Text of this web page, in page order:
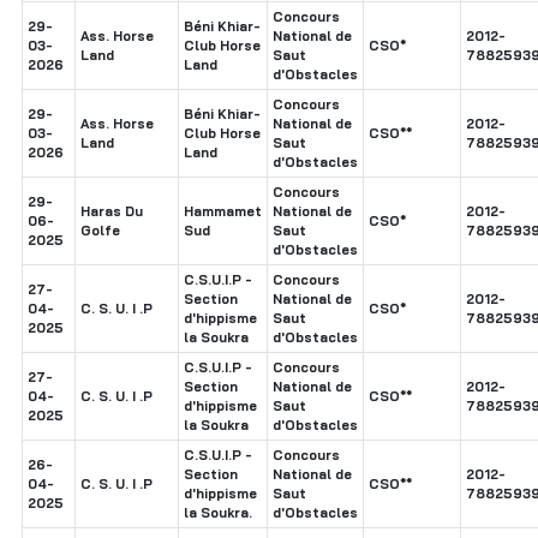
29-
03-
2026
Ass. Horse
Land
Béni Khiar-
Club Horse
Land
Concours
National de
Saut
d'Obstacles
CSO*
2012-
29-
03-
2026
Ass. Horse
Land
Béni Khiar-
Club Horse
Land
Concours
National de
Saut
d'Obstacles
CSO**
2012-
29-
06-
2025
Haras Du
Golfe
Hammamet
Sud
Concours
National de
Saut
d'Obstacles
CSO*
2012-
27-
04-
2025
C. S. U. I .P
C.S.U.I.P -
Section
d'hippisme
la Soukra
Concours
National de
Saut
d'Obstacles
CSO*
2012-
27-
04-
2025
C. S. U. I .P
C.S.U.I.P -
Section
d'hippisme
la Soukra
Concours
National de
Saut
d'Obstacles
CSO**
2012-
26-
04-
2025
C. S. U. I .P
C.S.U.I.P -
Section
d'hippisme
la Soukra.
Concours
National de
Saut
d'Obstacles
CSO**
2012-